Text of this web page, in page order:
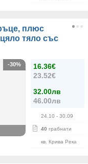
плюс
тяло със
16.36€
23.52€
32.00лв
46.00лв
24.10 - 30.09
40 грабнати
кв. Крива Река
-30%